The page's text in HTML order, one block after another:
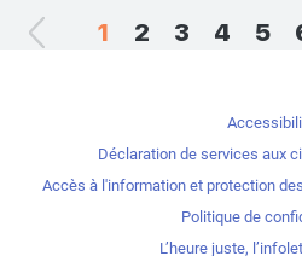
1 2 3 4 5
Déclaration de services aux
Accès à l'information et protection
Politique de
L’heure juste,